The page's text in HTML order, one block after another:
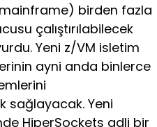
birden fazla
çalıştırılabilecek
Yeni z/VM isletim
ayni anda binlerce
sağlayacak. Yeni
HiperSockets adli bir